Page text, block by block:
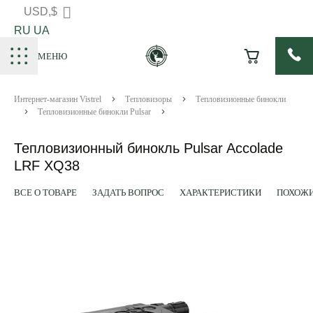
USD,$
RU UA
МЕНЮ
Интернет-магазин Vistrel Тепловизоры
Тепловизионные бинокли
Тепловизионные бинокли Pulsar
Тепловизионный бинокль Pulsar Accolade
LRF XQ38
ВСЕ О ТОВАРЕ ЗАДАТЬ ВОПРОС ХАРАКТЕРИСТИКИ